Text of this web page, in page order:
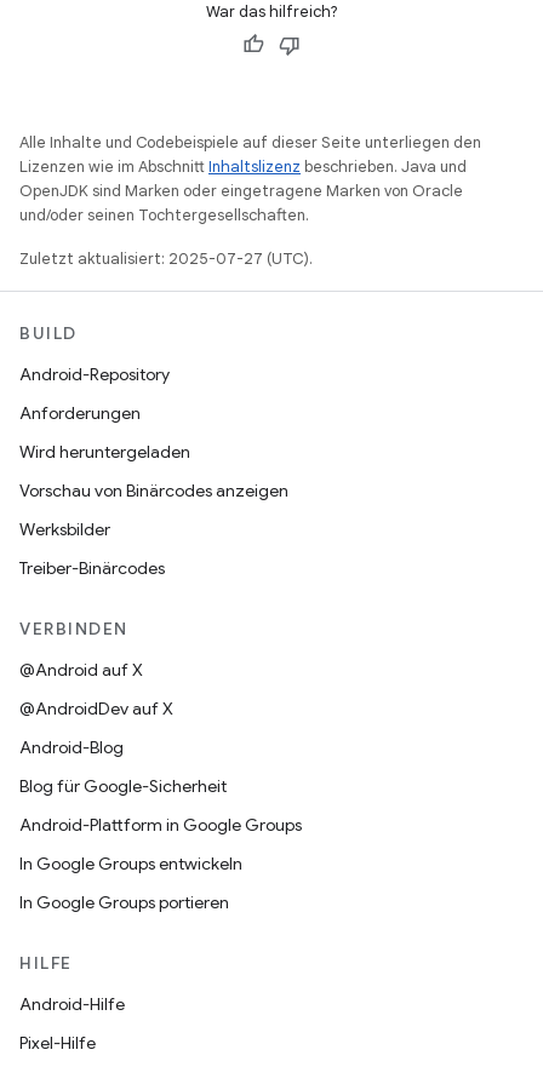
War das hilfreich?
Alle Inhalte und Codebeispiele auf dieser Seite unterliegen den
Lizenzen wie im AbschnittInhaltslizenz beschrieben. Java und
OpenJDK sind Marken oder eingetragene Marken von Oracle
und/oder seinen Tochtergesellschaften.
Zuletzt aktualisiert: 2025-07-27 (UTC).
BUILD
Android-Repository
Anforderungen
Wird heruntergeladen
Vorschau von Binärcodes anzeigen
Werksbilder
Treiber-Binärcodes
VERBINDEN
@Android auf X
@AndroidDev auf X
Android-Blog
Blog für Google-Sicherheit
Android-Plattform in Google Groups
In Google Groups entwickeln
In Google Groups portieren
HILFE
Android-Hilfe
Pixel-Hilfe